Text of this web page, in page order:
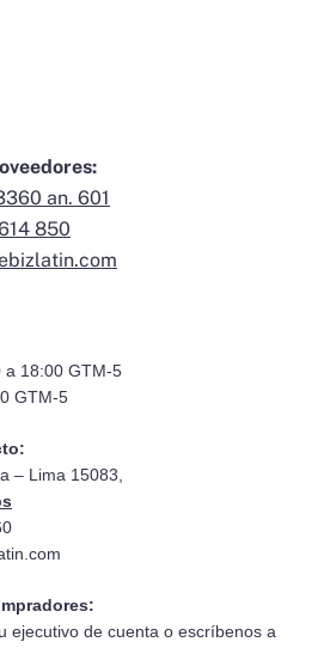
an. 601
850
a 18:00 GTM-5
GTM-5
– Lima 15083,
ejecutivo de cuenta o escríbenos a